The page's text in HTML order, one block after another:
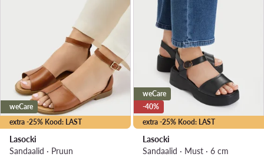
extra -25% Kood: LAST
weCare
Lasocki
Sandaalid · Pruun
extra -25% Kood: LAST
weCare
-40%
Lasocki
Sandaalid · Must · 6 cm